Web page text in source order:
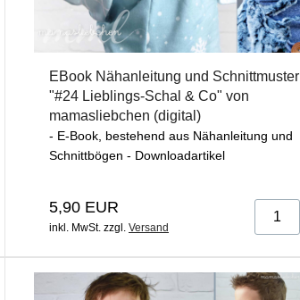
EBook Nähanleitung und Schnittmuster
"#24 Lieblings-Schal & Co" von
mamasliebchen (digital)
- E-Book, bestehend aus Nähanleitung und
Schnittbögen - Downloadartikel
5,90 EUR
inkl. MwSt. zzgl. Versand